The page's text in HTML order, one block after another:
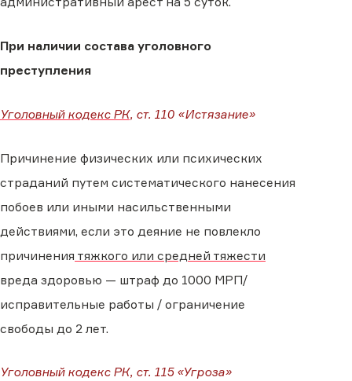
При наличии состава уголовного
преступления
Уголовный кодекс РК, ст. 110 «Истязание»
Причинение физических или психических
страданий путем систематического нанесения
побоев или иными насильственными
действиями, если это деяние не повлекло
причинения тяжкого или средней тяжести
вреда здоровью — штраф до 1000 МРП/
исправительные работы / ограничение
свободы до 2 лет.
Уголовный кодекс РК, ст. 115 «Угроза»